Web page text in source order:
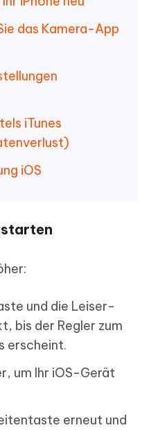
das Kamera-App
iTunes
iOS
und die Leiser-
bis der Regler zum
erscheint.
um Ihr iOS-Gerät
erneut und